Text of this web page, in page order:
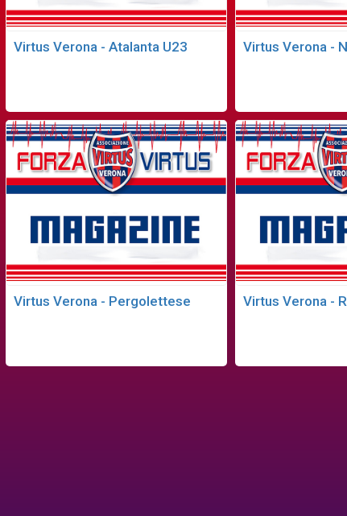
Virtus Verona - Atalanta U23 Virtus Verona -
Virtus Verona - Pergolettese Virtus Verona -